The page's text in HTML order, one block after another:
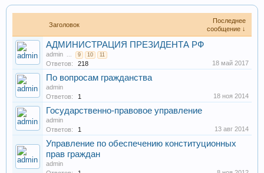
Заголовок
Последнее
сообщение ↓
АДМИНИСТРАЦИЯ ПРЕЗИДЕНТА РФ
admin ... 9 10 11
Ответов: 218 18 май 2017
По вопросам гражданства
admin
Ответов:
1 18 ноя 2014
Государственно-правовое управление
admin
Ответов:
1 13 авг 2014
Управление по обеспечению конституционных
прав граждан
admin